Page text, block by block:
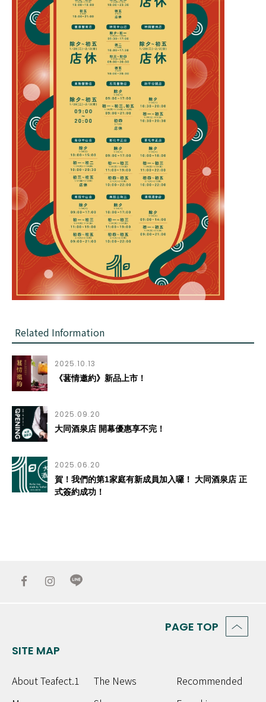
Related Information
2025.10.13
《葚情邀約》新品上市！
2025.09.20
大同酒泉店 開幕優惠享不完！
2025.06.20
賀！我們的第1家庭有新成員加入囉！ 大同酒泉店 正
式簽約成功！
SITE MAP
About Teafect.1 The News
Recommended
PAGE TOP